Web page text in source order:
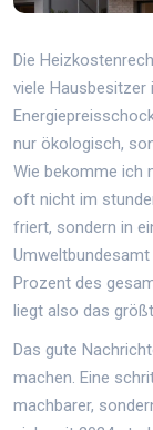
Die
viele Hausbesitzer
nur ökologisch,
Wie bekomme ich
oft nicht im
friert, sondern in
Prozent des
liegt also das
Das gute
machen. Eine
machbarer,